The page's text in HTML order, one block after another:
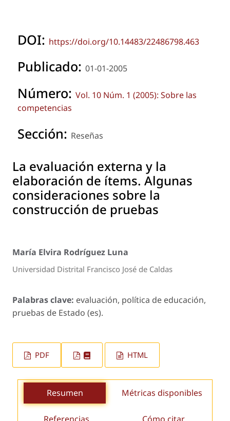
DOI: https://doi.org/10.14483/22486798.463
Publicado: 01-01-2005
Número: Vol. 10 Núm. 1 (2005): Sobre las
competencias
Sección: Reseñas
La evaluación externa y la
elaboración de ítems. Algunas
consideraciones sobre la
construcción de pruebas
María Elvira Rodríguez Luna
Universidad Distrital Francisco José de Caldas
Palabras clave: evaluación, política de educación,
pruebas de Estado (es).
PDF HTML
Resumen Métricas disponibles